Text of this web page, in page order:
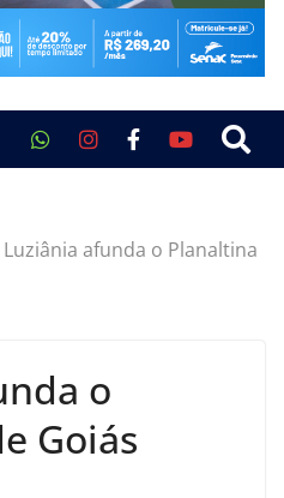
Luziânia afunda o Planaltina
o
Goiás